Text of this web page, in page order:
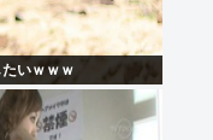
いｗｗｗ